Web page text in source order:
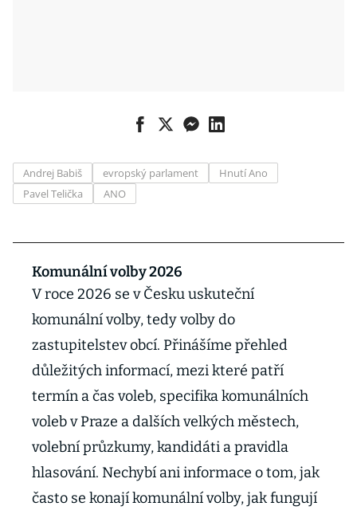
Andrej Babiš evropský parlament
Hnutí Ano
Pavel Telička
ANO
Komunální volby 2026
V roce 2026 se v Česku uskuteční
komunální volby, tedy volby do
zastupitelstev obcí. Přinášíme přehled
důležitých informací, mezi které patří
termín a čas voleb, specifika komunálních
voleb v Praze a dalších velkých městech,
volební průzkumy, kandidáti a pravidla
hlasování. Nechybí ani informace o tom, jak
často se konají komunální volby, jak fungují